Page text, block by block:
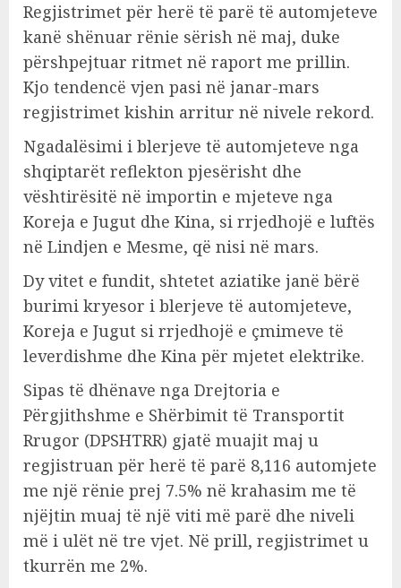
Regjistrimet për herë të parë të automjeteve
kanë shënuar rënie sërish në maj, duke
përshpejtuar ritmet në raport me prillin.
Kjo tendencë vjen pasi në janar-mars
regjistrimet kishin arritur në nivele rekord.
Ngadalësimi i blerjeve të automjeteve nga
shqiptarët reflekton pjesërisht dhe
vështirësitë në importin e mjeteve nga
Koreja e Jugut dhe Kina, si rrjedhojë e luftës
në Lindjen e Mesme, që nisi në mars.
Dy vitet e fundit, shtetet aziatike janë bërë
burimi kryesor i blerjeve të automjeteve,
Koreja e Jugut si rrjedhojë e çmimeve të
leverdishme dhe Kina për mjetet elektrike.
Sipas të dhënave nga Drejtoria e
Përgjithshme e Shërbimit të Transportit
Rrugor (DPSHTRR) gjatë muajit maj u
regjistruan për herë të parë 8,116 automjete
me një rënie prej 7.5% në krahasim me të
njëjtin muaj të një viti më parë dhe niveli
më i ulët në tre vjet. Në prill, regjistrimet u
tkurrën me 2%.